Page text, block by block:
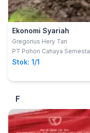
Ekonomi Syariah
Gregorius Hery Tan
PT Pohon Cahaya Semesta
Stok: 1/1
F